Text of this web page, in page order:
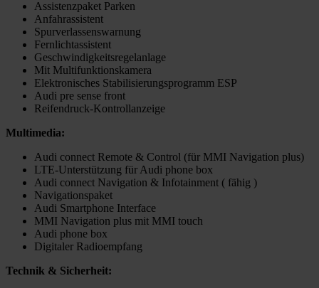
Assistenzpaket Parken
Anfahrassistent
Spurverlassenswarnung
Fernlichtassistent
Geschwindigkeitsregelanlage
Mit Multifunktionskamera
Elektronisches Stabilisierungsprogramm ESP
Audi pre sense front
Reifendruck-Kontrollanzeige
Multimedia:
Audi connect Remote & Control (für MMI Navigation plus)
LTE-Unterstützung für Audi phone box
Audi connect Navigation & Infotainment ( fähig )
Navigationspaket
Audi Smartphone Interface
MMI Navigation plus mit MMI touch
Audi phone box
Digitaler Radioempfang
Technik & Sicherheit: